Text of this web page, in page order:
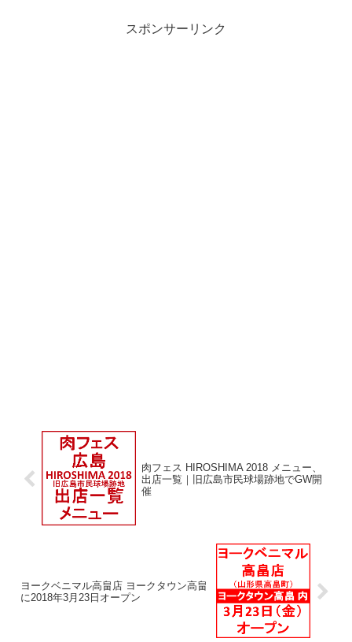
スポンサーリンク
肉フェス HIROSHIMA 2018 メニュー、
出店一覧｜旧広島市民球場跡地でGW開
催
ヨークベニマル高畠店 ヨークタウン高畠
に2018年3月23日オープン